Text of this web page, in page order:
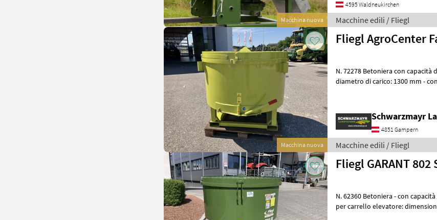
Macchina nuova
4595 Waldneukirchen
Macchine edili / Fliegl
Macchina nuova
Fliegl
N. 72278 Betoniera con capacità di miscelazione di 600 litri - con
diametro di carico: 1300 mm - con 4 pale di miscelazione a 3 pale
Schwarzmayr
4851 Gampern
Macchine edili / Fliegl
Fliegl GARANT
N. 62360 Betoniera - con capacità di miscelazione di 800 l - con attacco
per carrello elevatore: